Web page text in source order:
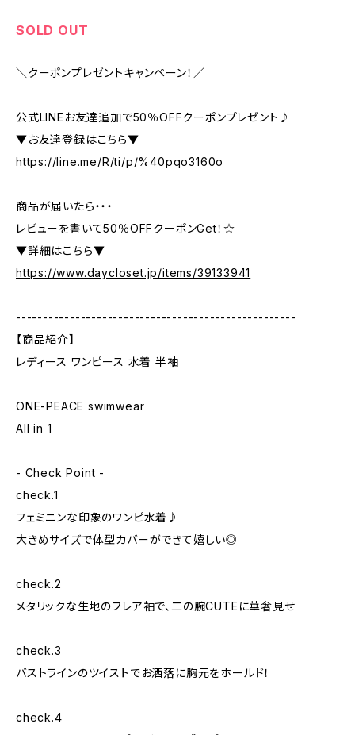
SOLD OUT
＼クーポンプレゼントキャンペーン！／
公式LINEお友達追加で50％OFFクーポンプレゼント♪
▼お友達登録はこちら▼
https://line.me/R/ti/p/%40pqo3160o
商品が届いたら・・・
レビューを書いて50％OFFクーポンGet！☆
▼詳細はこちら▼
https://www.daycloset.jp/items/39133941
----------------------------------------------------
【商品紹介】
レディース ワンピース 水着 半袖
ONE-PEACE swimwear
All in 1
- Check Point -
check.1
フェミニンな印象のワンピ水着♪
大きめサイズで体型カバーができて嬉しい◎
check.2
メタリックな生地のフレア袖で、二の腕CUTEに華奢見せ
check.3
バストラインのツイストでお洒落に胸元をホールド！
check.4